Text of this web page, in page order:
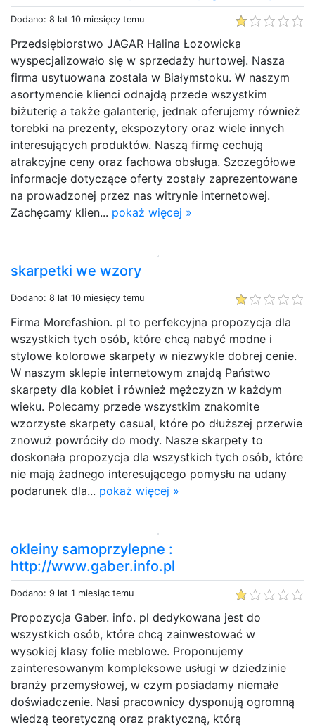
Dodano: 8 lat 10 miesięcy temu
Przedsiębiorstwo JAGAR Halina Łozowicka
wyspecjalizowało się w sprzedaży hurtowej. Nasza
firma usytuowana została w Białymstoku. W naszym
asortymencie klienci odnajdą przede wszystkim
biżuterię a także galanterię, jednak oferujemy również
torebki na prezenty, ekspozytory oraz wiele innych
interesujących produktów. Naszą firmę cechują
atrakcyjne ceny oraz fachowa obsługa. Szczegółowe
informacje dotyczące oferty zostały zaprezentowane
na prowadzonej przez nas witrynie internetowej.
Zachęcamy klien... pokaż więcej »
skarpetki we wzory
Dodano: 8 lat 10 miesięcy temu
Firma Morefashion. pl to perfekcyjna propozycja dla
wszystkich tych osób, które chcą nabyć modne i
stylowe kolorowe skarpety w niezwykle dobrej cenie.
W naszym sklepie internetowym znajdą Państwo
skarpety dla kobiet i również mężczyzn w każdym
wieku. Polecamy przede wszystkim znakomite
wzorzyste skarpety casual, które po dłuższej przerwie
znowuż powróciły do mody. Nasze skarpety to
doskonała propozycja dla wszystkich tych osób, które
nie mają żadnego interesującego pomysłu na udany
podarunek dla... pokaż więcej »
okleiny samoprzylepne :
http://www.gaber.info.pl
Dodano: 9 lat 1 miesiąc temu
Propozycja Gaber. info. pl dedykowana jest do
wszystkich osób, które chcą zainwestować w
wysokiej klasy folie meblowe. Proponujemy
zainteresowanym kompleksowe usługi w dziedzinie
branży przemysłowej, w czym posiadamy niemałe
doświadczenie. Nasi pracownicy dysponują ogromną
wiedzą teoretyczną oraz praktyczną, którą